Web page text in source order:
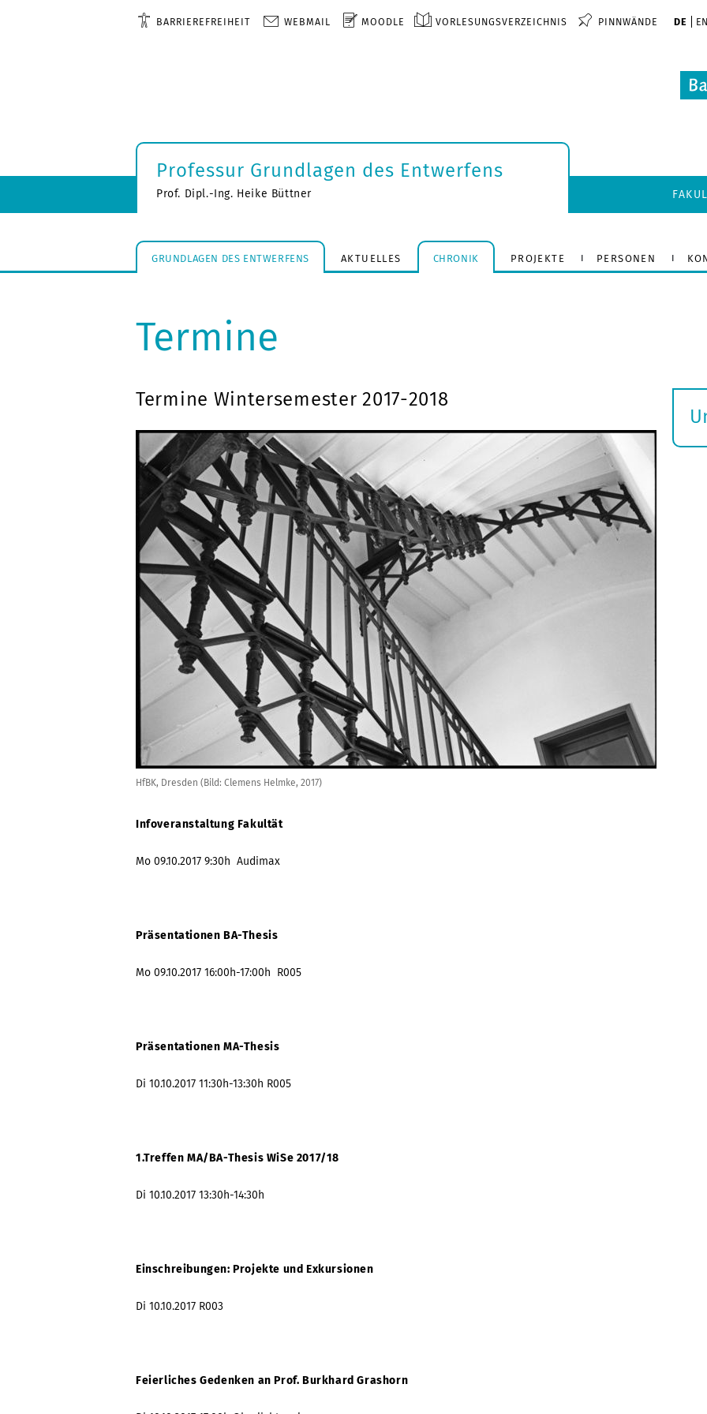
BARRIEREFREIHEIT WEBMAIL MOODLE VORLESUNGSVERZEICHNIS PINNWÄNDE DE EN
Professur Grundlagen des Entwerfens
Prof. Dipl.-Ing. Heike Büttner
GRUNDLAGEN DES ENTWERFENS AKTUELLES CHRONIK PROJEKTE PERSONEN
Termine
Termine Wintersemester 2017-2018
HfBK, Dresden (Bild: Clemens Helmke, 2017)
Infoveranstaltung Fakultät
Mo 09.10.2017 9:30h Audimax
Präsentationen BA-Thesis
Mo 09.10.2017 16:00h-17:00h R005
Präsentationen MA-Thesis
Di 10.10.2017 11:30h-13:30h R005
1.Treffen MA/BA-Thesis WiSe 2017/18
Di 10.10.2017 13:30h-14:30h
Einschreibungen: Projekte und Exkursionen
Di 10.10.2017 R003
Feierliches Gedenken an Prof. Burkhard Grashorn